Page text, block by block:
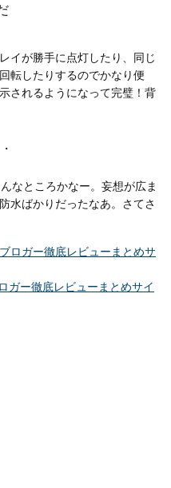
イが勝手に点灯したり、同じ
転したりするのでかなり便
されるようになって完璧！背
なところかなー。妄想が広ま
水ばかりだったなあ。さてさ
ガー徹底レビューまとめサイ